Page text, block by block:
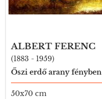
ALBERT FERENC
(1883 - 1959)
Őszi erdő arany fényben
50x70 cm